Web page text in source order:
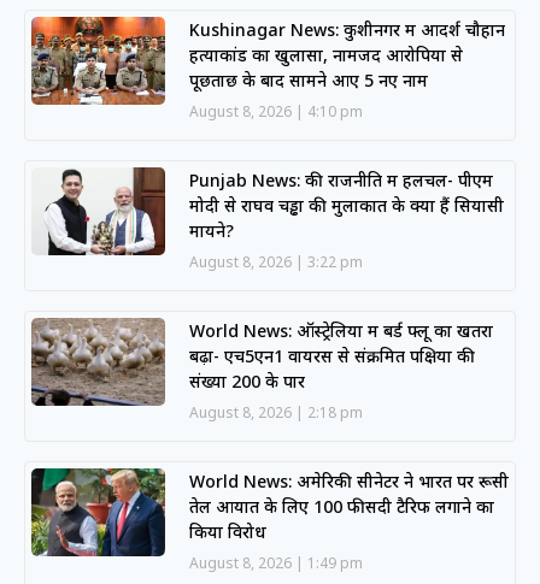
Kushinagar News: कुशीनगर में आदर्श चौहान
हत्याकांड का खुलासा, नामजद आरोपियों से
पूछताछ के बाद सामने आए 5 नए नाम
August 8, 2026 4:10 pm
Punjab News: की राजनीति में हलचल- पीएम
मोदी से राघव चड्ढा की मुलाकात के क्या हैं सियासी
मायने?
August 8, 2026 3:22 pm
World News: ऑस्ट्रेलिया में बर्ड फ्लू का खतरा
बढ़ा- एच5एन1 वायरस से संक्रमित पक्षियों की
संख्या 200 के पार
August 8, 2026 2:18 pm
World News: अमेरिकी सीनेटर ने भारत पर रूसी
तेल आयात के लिए 100 फीसदी टैरिफ लगाने का
किया विरोध
August 8, 2026 1:49 pm